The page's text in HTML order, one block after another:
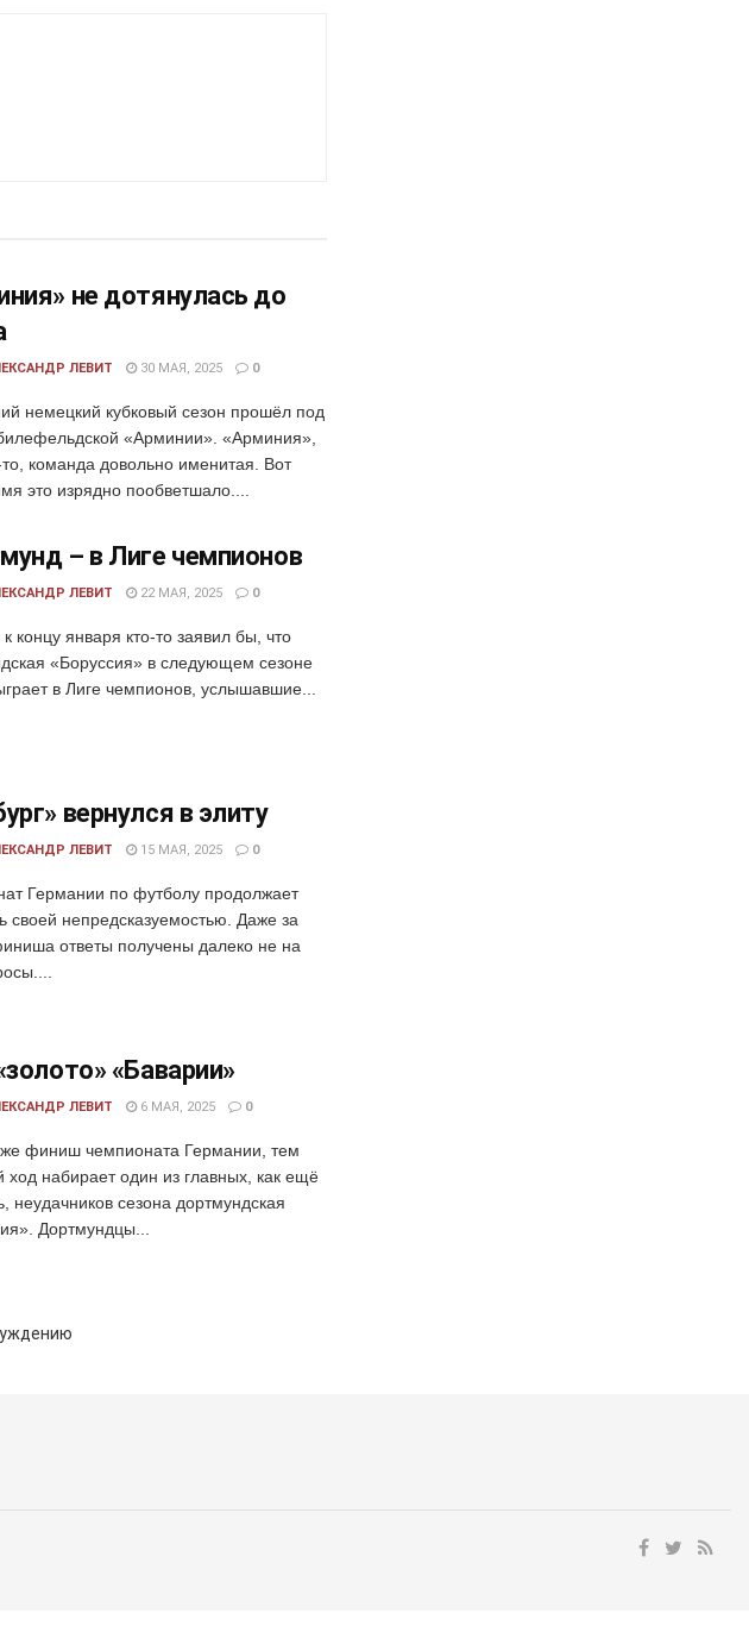
не дотянулась до
ЛЕВИТ 30 МАЯ, 2025 0
немецкий кубковый сезон прошёл под
«Арминии». «Арминия»,
команда довольно именитая. Вот
это изрядно пообветшало....
– в Лиге чемпионов
ЛЕВИТ 22 МАЯ, 2025 0
концу января кто-то заявил бы, что
«Боруссия» в следующем сезоне
в Лиге чемпионов, услышавшие...
вернулся в элиту
ЛЕВИТ 15 МАЯ, 2025 0
Германии по футболу продолжает
своей непредсказуемостью. Даже за
ответы получены далеко не на
«Баварии»
ЛЕВИТ 6 МАЯ, 2025 0
финиш чемпионата Германии, тем
ход набирает один из главных, как ещё
неудачников сезона дортмундская
Дортмундцы...